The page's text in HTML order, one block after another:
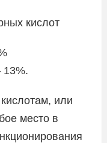
кислот
или
место в